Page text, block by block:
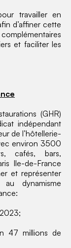
travailler en
d’affiner cette
et faciliter les
(GHR)
indépendant
de l’hôtellerie-
environ 3500
cafés, bars,
Ile-de-France
et représenter
dynamisme
47 millions de